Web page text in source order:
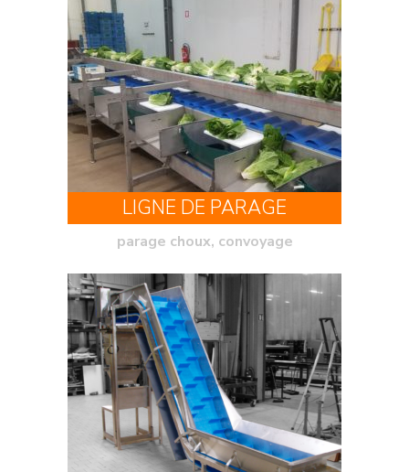
LIGNE DE PARAGE
parage choux, convoyage